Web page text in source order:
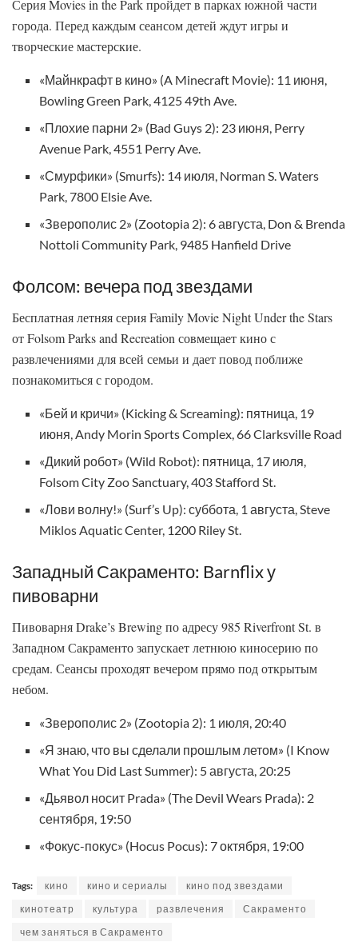
Серия Movies in the Park пройдет в парках южной части
города. Перед каждым сеансом детей ждут игры и
творческие мастерские.
«Майнкрафт в кино» (A Minecraft Movie): 11 июня,
Bowling Green Park, 4125 49th Ave.
«Плохие парни 2» (Bad Guys 2): 23 июня, Perry
Avenue Park, 4551 Perry Ave.
«Смурфики» (Smurfs): 14 июля, Norman S. Waters
Park, 7800 Elsie Ave.
«Зверополис 2» (Zootopia 2): 6 августа, Don & Brenda
Nottoli Community Park, 9485 Hanfield Drive
Фолсом: вечера под звездами
Бесплатная летняя серия Family Movie Night Under the Stars
от Folsom Parks and Recreation совмещает кино с
развлечениями для всей семьи и дает повод поближе
познакомиться с городом.
«Бей и кричи» (Kicking & Screaming): пятница, 19
июня, Andy Morin Sports Complex, 66 Clarksville Road
«Дикий робот» (Wild Robot): пятница, 17 июля,
Folsom City Zoo Sanctuary, 403 Stafford St.
«Лови волну!» (Surf’s Up): суббота, 1 августа, Steve
Miklos Aquatic Center, 1200 Riley St.
Западный Сакраменто: Barnflix у
пивоварни
Пивоварня Drake’s Brewing по адресу 985 Riverfront St. в
Западном Сакраменто запускает летнюю киносерию по
средам. Сеансы проходят вечером прямо под открытым
небом.
«Зверополис 2» (Zootopia 2): 1 июля, 20:40
«Я знаю, что вы сделали прошлым летом» (I Know
What You Did Last Summer): 5 августа, 20:25
«Дьявол носит Prada» (The Devil Wears Prada): 2
сентября, 19:50
«Фокус-покус» (Hocus Pocus): 7 октября, 19:00
Tags: кино кино и сериалы
кино под звездами
кинотеатр
культура развлечения
Сакраменто
чем заняться в Сакраменто